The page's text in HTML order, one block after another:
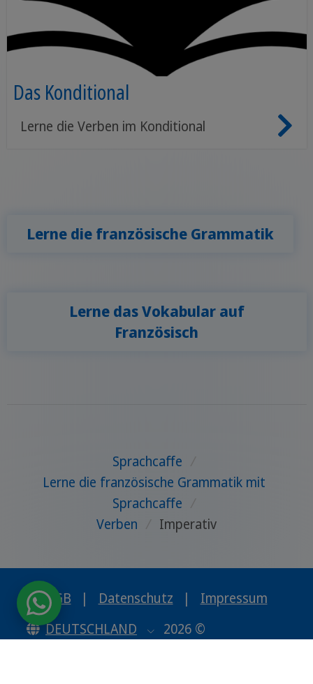
Das Konditional
Lerne die Verben im Konditional
Lerne die französische Grammatik
Lerne das Vokabular auf
Französisch
Sprachcaffe
Lerne die französische Grammatik mit
Sprachcaffe
Verben
Imperativ
AGB | Datenschutz |
Impressum
DEUTSCHLAND
2026 ©